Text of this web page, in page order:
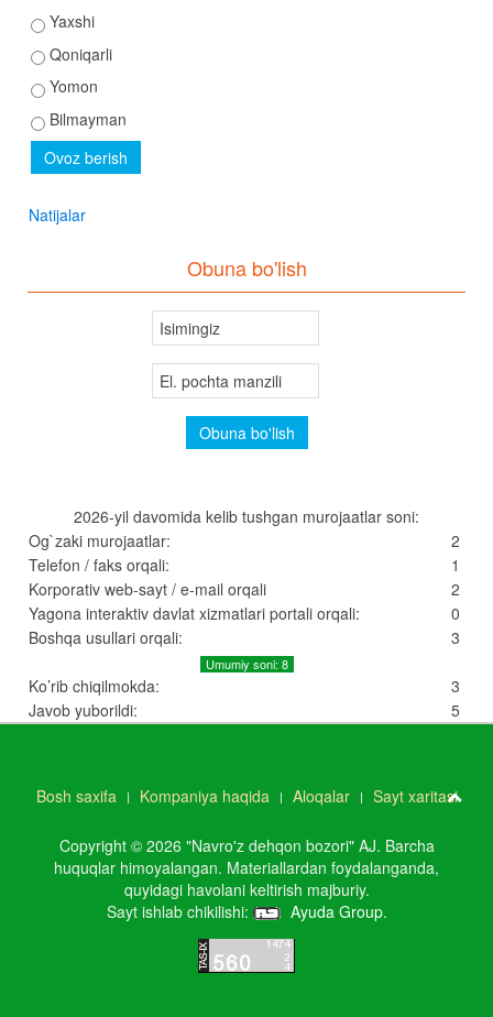
Yaxshi
Qoniqarli
Yomon
Bilmayman
Natijalar
Obuna bo'lish
2026-yil davomida kelib tushgan murojaatlar soni:
Og`zaki murojaatlar:
2
Telefon / faks orqali:
1
Korporativ web-sayt / e-mail orqali
2
Yagona interaktiv davlat xizmatlari portali orqali:
0
Boshqa usullari orqali:
3
Umumiy soni: 8
Ko’rib chiqilmokda:
3
Javob yuborildi:
5
Bosh saxifa Kompaniya haqida Aloqalar Sayt xaritasi
Copyright © 2026 "Navro'z dehqon bozori" AJ. Barcha
huquqlar himoyalangan. Materiallardan foydalanganda,
quyidagi havolani keltirish majburiy.
Sayt ishlab chikilishi:
Ayuda Group.